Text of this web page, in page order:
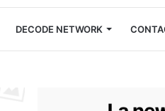
DECODE NETWORK